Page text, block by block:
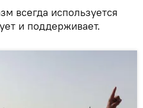
всегда используется
и поддерживает.